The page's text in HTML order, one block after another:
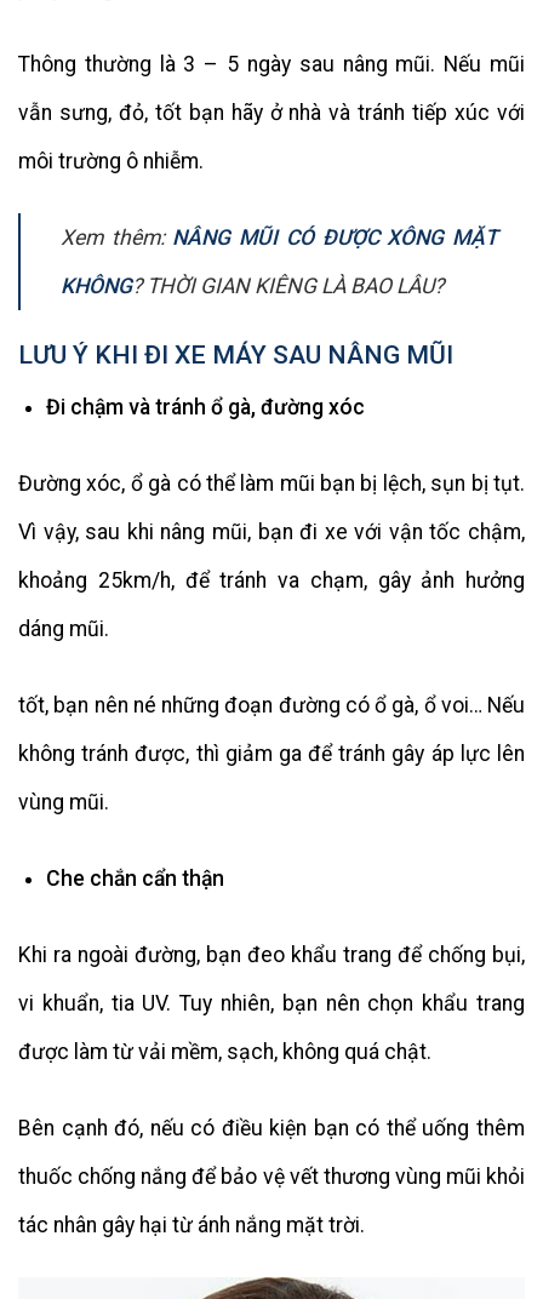
Thông thường là 3 – 5 ngày sau nâng mũi. Nếu mũi
vẫn sưng, đỏ, tốt bạn hãy ở nhà và tránh tiếp xúc với
môi trường ô nhiễm.
Xem thêm: NÂNG MŨI CÓ ĐƯỢC XÔNG MẶT
KHÔNG? THỜI GIAN KIÊNG LÀ BAO LÂU?
LƯU Ý KHI ĐI XE MÁY SAU NÂNG MŨI
Đi chậm và tránh ổ gà, đường xóc
Đường xóc, ổ gà có thể làm mũi bạn bị lệch, sụn bị tụt.
Vì vậy, sau khi nâng mũi, bạn đi xe với vận tốc chậm,
khoảng 25km/h, để tránh va chạm, gây ảnh hưởng
dáng mũi.
tốt, bạn nên né những đoạn đường có ổ gà, ổ voi… Nếu
không tránh được, thì giảm ga để tránh gây áp lực lên
vùng mũi.
Che chắn cẩn thận
Khi ra ngoài đường, bạn đeo khẩu trang để chống bụi,
vi khuẩn, tia UV. Tuy nhiên, bạn nên chọn khẩu trang
được làm từ vải mềm, sạch, không quá chật.
Bên cạnh đó, nếu có điều kiện bạn có thể uống thêm
thuốc chống nắng để bảo vệ vết thương vùng mũi khỏi
tác nhân gây hại từ ánh nắng mặt trời.